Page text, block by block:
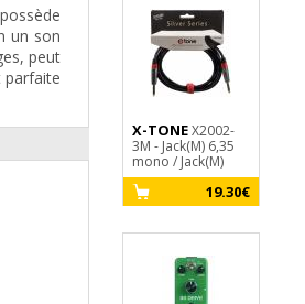
un son
peut
parfaite
X-TONEX2002-
3M - Jack(M) 6,35
mono / Jack(M)
6,35 mono SILVER
SERIES
19.30€